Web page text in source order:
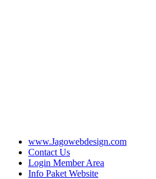
www.Jagowebdesign.com
Contact Us
Login Member Area
Info Paket Website